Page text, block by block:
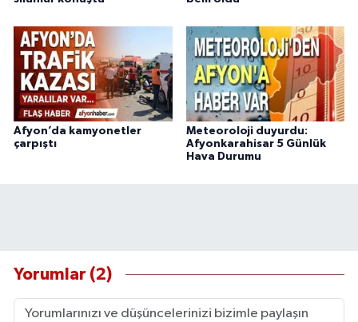
Afyon’da kamyonetler
çarpıştı
Meteoroloji duyurdu:
Afyonkarahisar 5 Günlük
Hava Durumu
Yorumlar (2)